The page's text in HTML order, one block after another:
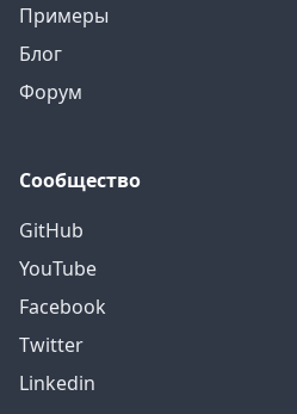
Примеры
Блог
Форум
Сообщество
GitHub
YouTube
Facebook
Twitter
Linkedin